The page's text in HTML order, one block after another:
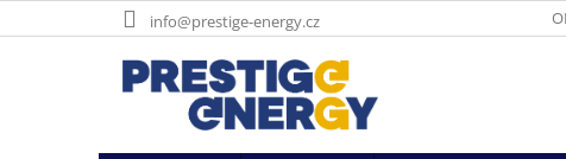
na
info@prestige-energy.cz